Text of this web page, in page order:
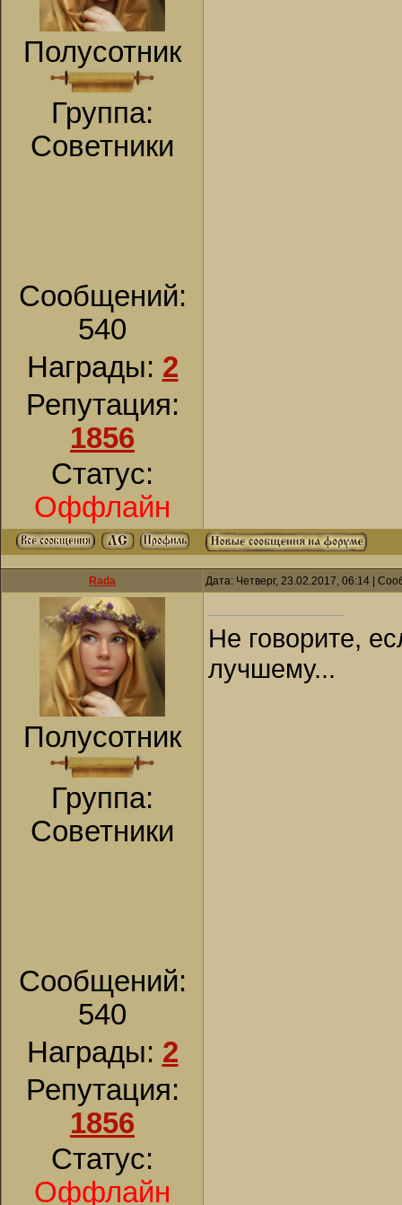
Полусотник
Группа:
Советники
Сообщений:
540
Награды: 2
Репутация:
1856
Статус:
Оффлайн
Rada Дата: Четверг, 23.02.2017, 06:14 |
Полусотник
Группа:
Советники
Сообщений:
540
Награды: 2
Репутация:
1856
Статус:
Оффлайн
Не говорите,
лучшему...